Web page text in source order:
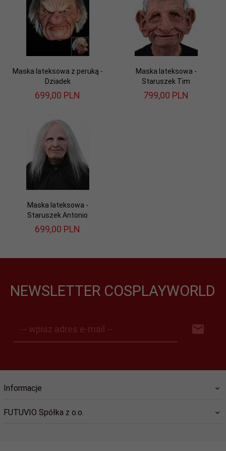
Maska lateksowa z peruką -
Dziadek
699,00 PLN
Maska lateksowa -
Staruszek Tim
799,00 PLN
Maska lateksowa -
Staruszek Antonio
699,00 PLN
NEWSLETTER COSPLAYWORLD
-- wpisz adres e-mail --
Informacje
FUTUVIO Spółka z o.o.